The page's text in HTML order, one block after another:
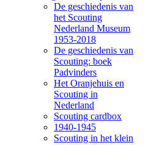
De geschiedenis van
het Scouting
Nederland Museum
1953-2018
De geschiedenis van
Scouting: boek
Padvinders
Het Oranjehuis en
Scouting in
Nederland
Scouting cardbox
1940-1945
Scouting in het klein